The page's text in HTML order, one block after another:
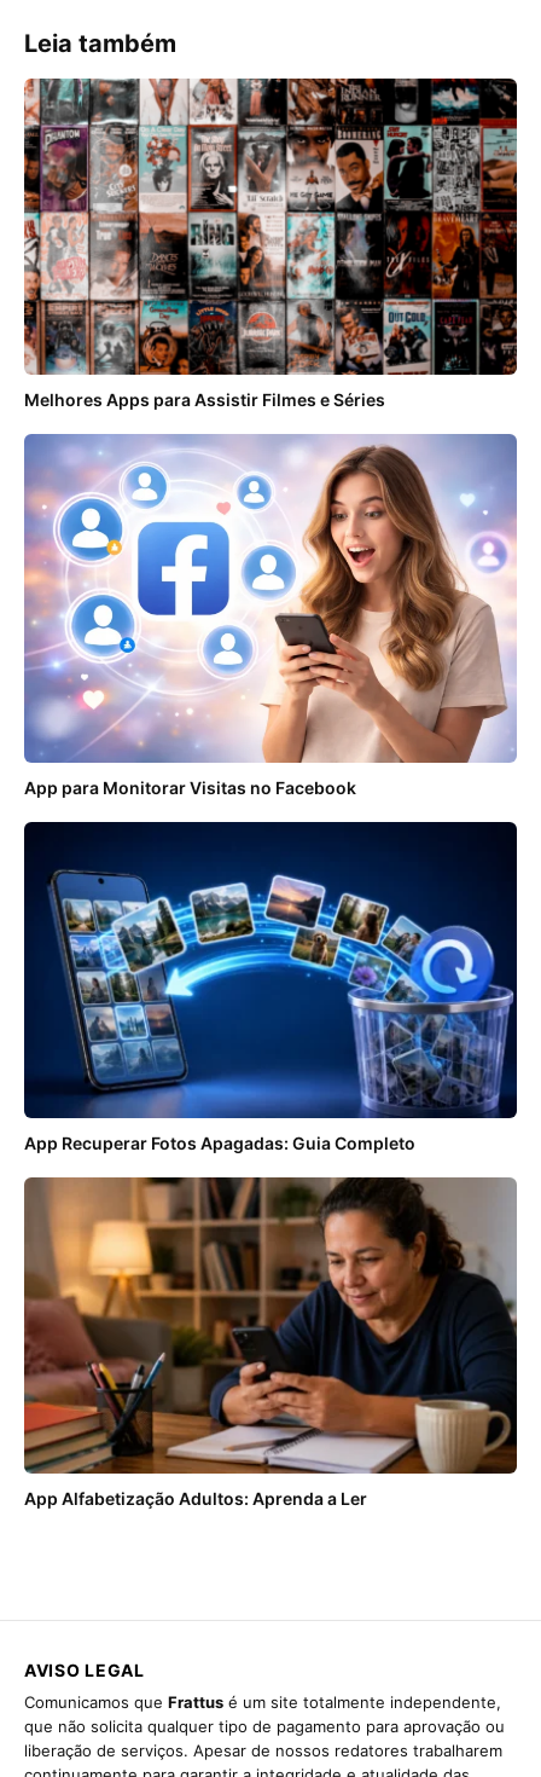
Leia também
Melhores Apps para Assistir Filmes e Séries
App para Monitorar Visitas no Facebook
App Recuperar Fotos Apagadas: Guia Completo
App Alfabetização Adultos: Aprenda a Ler
AVISO LEGAL
Comunicamos que Frattus é um site totalmente independente,
que não solicita qualquer tipo de pagamento para aprovação ou
liberação de serviços. Apesar de nossos redatores trabalharem